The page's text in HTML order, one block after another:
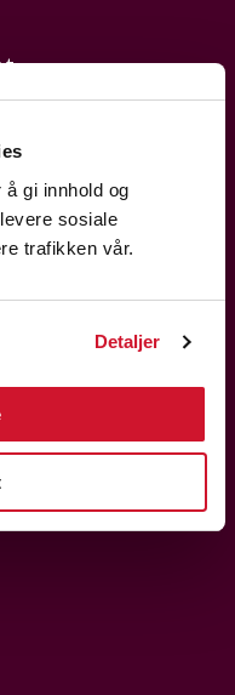
gi innhold og
sosiale
trafikken vår.
Detaljer